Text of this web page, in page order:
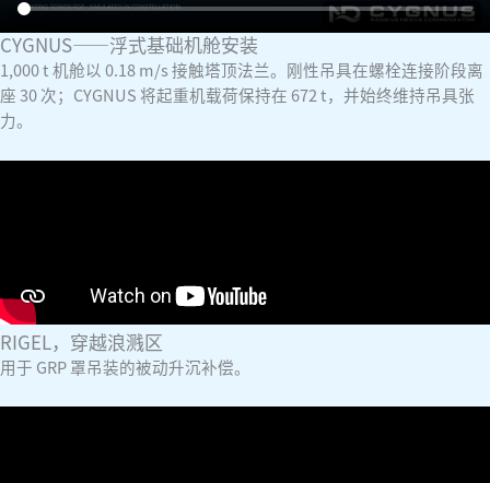
CYGNUS——浮式基础机舱安装
1,000 t 机舱以 0.18 m/s 接触塔顶法兰。刚性吊具在螺栓连接阶段离
座 30 次；CYGNUS 将起重机载荷保持在 672 t，并始终维持吊具张
力。
RIGEL，穿越浪溅区
用于 GRP 罩吊装的被动升沉补偿。